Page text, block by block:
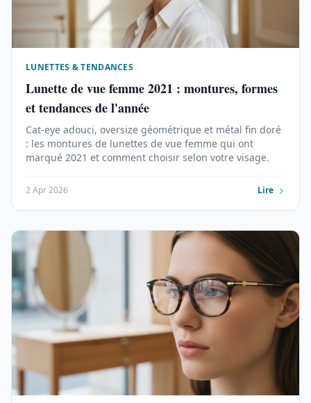
LUNETTES & TENDANCES
Lunette de vue femme 2021 : montures, formes
et tendances de l'année
Cat-eye adouci, oversize géométrique et métal fin doré
: les montures de lunettes de vue femme qui ont
marqué 2021 et comment choisir selon votre visage.
2 Apr 2026 Lire